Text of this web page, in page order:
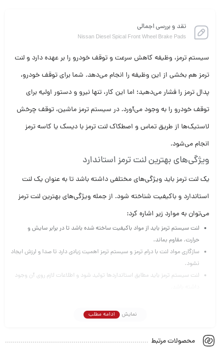
نقد و بررسی اجمالی
Nissan Diesel Spical Front Wheel Brake Pads
سیستم ترمز، وظیفه کاهش سرعت و توقف خودرو را بر عهده دارد و لنت
ترمز هم بخشی از این وظیفه را انجام می‌دهد. شما برای توقف خودرو،
پدال ترمز را فشار می‌دهید؛ اما این کار، تنها نیرو و دستور اولیه برای
توقف خودرو را به وجود می‌آورد. در سیستم ترمز ماشین، توقف چرخش
لاستیک‌ها از طریق تماس و اصطکاک لنت ترمز با دیسک یا کاسه ترمز
انجام می‌شود.
ویژگی‌های بهترین لنت ترمز استاندارد
یک لنت ترمز باید ویژگی‌های مختلفی داشته باشد تا به عنوان یک لنت
استاندارد و باکیفیت شناخته شود. از جمله ویژگی‌های بهترین لنت ترمز
می‌توان به موارد زیر اشاره کرد:
لنت سیستم ترمز باید از مواد باکیفیت ساخته شده باشد تا در برابر سایش و
حرارت، مقاوم بماند.
سازگاری مواد لنت با درام ترمز و سیستم ترمز اهمیت زیادی دارد تا صدا و لرزش ایجاد
نشود.
لنت سیستم ترمز باید مطابق استانداردها تولید شود و اطلاعات لازم روی آن وجود
استاندارد داشته باشد.
نمایش ادامه مطلب
محصولات مرتبط